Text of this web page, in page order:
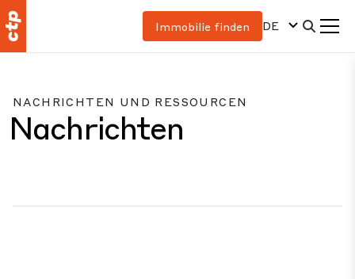
Immobilie finden DE
NACHRICHTEN UND RESSOURCEN
Nachrichten